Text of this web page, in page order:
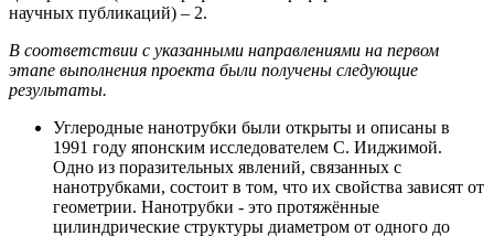
научных публикаций) – 2.
В соответствии с указанными направлениями на первом
этапе выполнения проекта были получены следующие
результаты.
Углеродные нанотрубки были открыты и описаны в
1991 году японским исследователем С. Ииджимой.
Одно из поразительных явлений, связанных с
нанотрубками, состоит в том, что их свойства зависят от
геометрии. Нанотрубки - это протяжённые
цилиндрические структуры диаметром от одного до